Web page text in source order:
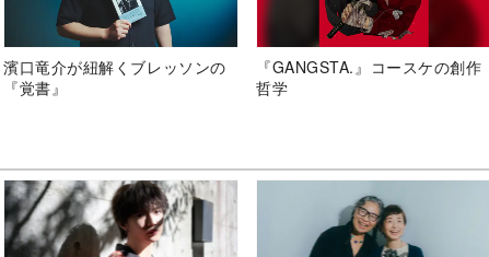
濱口竜介が紐解くブレッソンの
『覚書』
『GANGSTA.』コースケの創作
哲学